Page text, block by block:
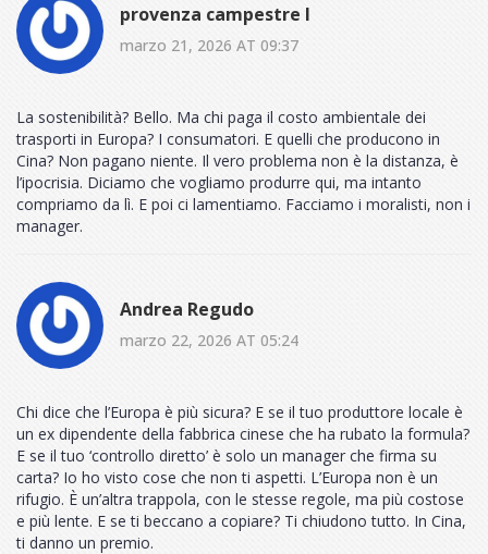
provenza campestre I
marzo 21, 2026 AT 09:37
La sostenibilità? Bello. Ma chi paga il costo ambientale dei
trasporti in Europa? I consumatori. E quelli che producono in
Cina? Non pagano niente. Il vero problema non è la distanza, è
l’ipocrisia. Diciamo che vogliamo produrre qui, ma intanto
compriamo da lì. E poi ci lamentiamo. Facciamo i moralisti, non i
manager.
Andrea Regudo
marzo 22, 2026 AT 05:24
Chi dice che l’Europa è più sicura? E se il tuo produttore locale è
un ex dipendente della fabbrica cinese che ha rubato la formula?
E se il tuo ‘controllo diretto’ è solo un manager che firma su
carta? Io ho visto cose che non ti aspetti. L’Europa non è un
rifugio. È un’altra trappola, con le stesse regole, ma più costose
e più lente. E se ti beccano a copiare? Ti chiudono tutto. In Cina,
ti danno un premio.